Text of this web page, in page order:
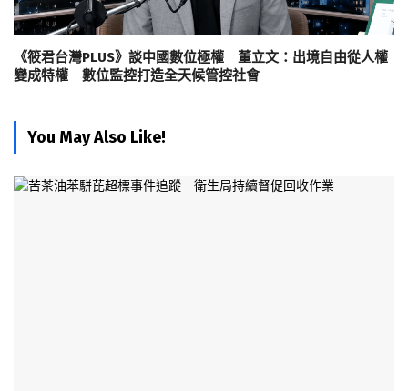
《筱君台灣PLUS》談中國數位極權 董立文：出境自由從人權
變成特權 數位監控打造全天候管控社會
You May Also Like!